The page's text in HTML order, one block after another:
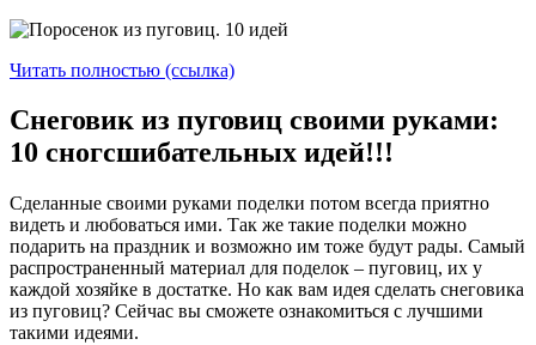
Читать полностью (ссылка)
Снеговик из пуговиц своими руками:
10 сногсшибательных идей!!!
Сделанные своими руками поделки потом всегда приятно
видеть и любоваться ими. Так же такие поделки можно
подарить на праздник и возможно им тоже будут рады. Самый
распространенный материал для поделок – пуговиц, их у
каждой хозяйке в достатке. Но как вам идея сделать снеговика
из пуговиц? Сейчас вы сможете ознакомиться с лучшими
такими идеями.